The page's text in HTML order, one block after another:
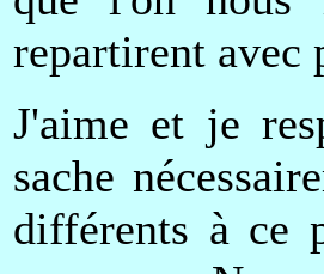
repartirent avec
J'aime et je
sache
différents à ce